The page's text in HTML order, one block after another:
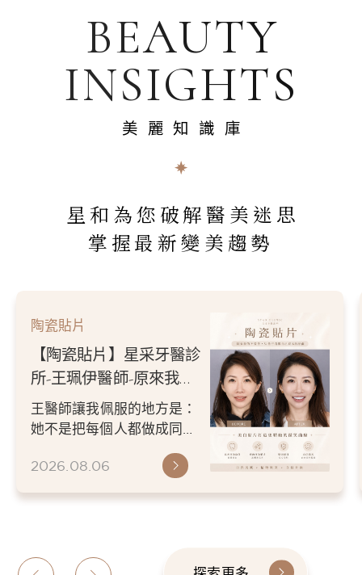
BEAUTY
INSIGHTS
美麗知識庫
星和為您破解醫美迷思
掌握最新變美趨勢
陶瓷貼片
【陶瓷貼片】星采牙醫診
所-王珮伊醫師-原來我的
不愛笑，只是不喜歡自己
原本的牙齒
王醫師讓我佩服的地方是：
她不是把每個人都做成同一
更適合自己的樣子。 現...
2026.08.06